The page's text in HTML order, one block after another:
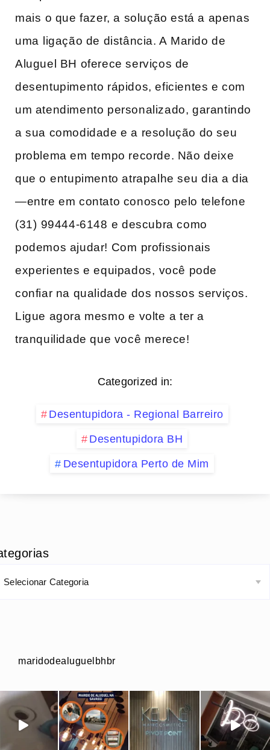
mais ⁣o que fazer, a solução está a apenas
uma ⁢ligação de distância.‍ A ⁢Marido de
‌Aluguel BH oferece serviços de
desentupimento rápidos, eficientes‍ e com
um atendimento personalizado, garantindo ​
a sua comodidade ​e a resolução do seu⁢
problema em ⁤tempo recorde. Não deixe
que o ⁣entupimento atrapalhe seu⁢ dia a dia
—entre em contato conosco pelo telefone
(31)⁣ 99444-6148 ⁣e descubra como
podemos ajudar! Com ⁤profissionais
experientes​ e equipados,⁤ você pode ​
confiar na qualidade dos nossos serviços.
Ligue agora mesmo e ⁢volte ⁤a ter a
tranquilidade ‍que você ⁤merece!
Categorized in:
Desentupidora - Regional Barreiro
Desentupidora BH
Desentupidora Perto de Mim
maridodealuguelbhbr